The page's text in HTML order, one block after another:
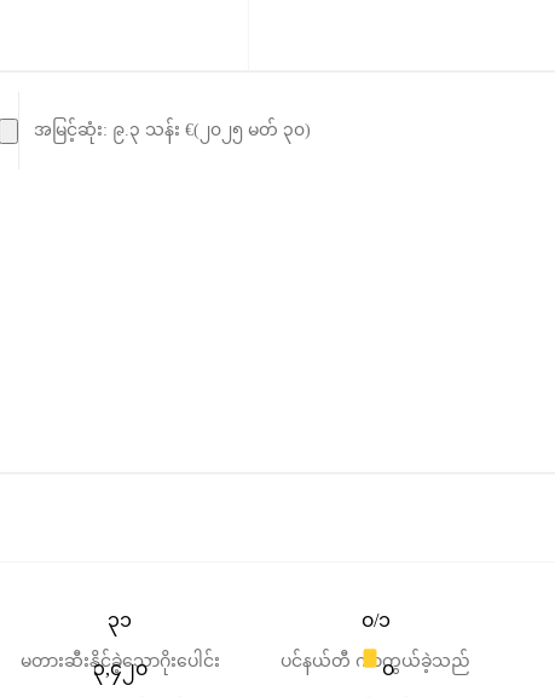
အမြင့်ဆုံး: ၉.၃ သန်း €( ၂၀၂၅ မတ် ၃၀)
၃၁
မတားဆီးနိုင်ခဲ့သောဂိုးပေါင်း
၀/၁
ပင်နယ်တီ ကာကွယ်ခဲ့သည်
၃,၄၂၀ ၀